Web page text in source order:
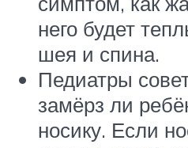
него будет
шея и спина.
Педиатры
замёрз ли
носику. Если